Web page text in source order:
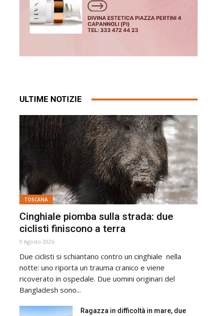
ULTIME NOTIZIE
TOSCANA
Cinghiale piomba sulla strada: due
ciclisti finiscono a terra
9 Agosto 2026
Due ciclisti si schiantano contro un cinghiale nella
notte: uno riporta un trauma cranico e viene
ricoverato in ospedale. Due uomini originari del
Bangladesh sono...
Ragazza in difficoltà in mare, due